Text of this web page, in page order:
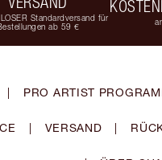
Standardversand für
ab 59 €
| PRO ARTIST
| VERSAND |